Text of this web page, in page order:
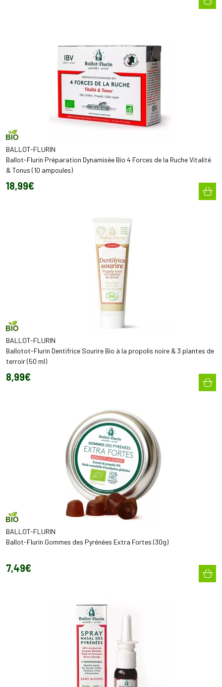
BALLOT-FLURIN
Ballot-Flurin Préparation Dynamisée Bio 4 Forces de la Ruche Vitalité
& Tonus (10 ampoules)
18,99€
BALLOT-FLURIN
Ballotot-Flurin Dentifrice Sourire Bio à la propolis noire & 3 plantes de
terroir (50 ml)
8,99€
BALLOT-FLURIN
Ballot-Flurin Gommes des Pyrénées Extra Fortes (30g)
7,49€